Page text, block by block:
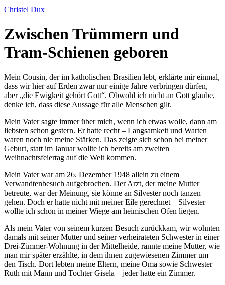
Christel Dux
Zwischen Trümmern und
Tram-Schienen geboren
Mein Cousin, der im katholischen Brasilien lebt, erklärte mir einmal,
dass wir hier auf Erden zwar nur einige Jahre verbringen dürfen,
aber „die Ewigkeit gehört Gott“. Obwohl ich nicht an Gott glaube,
denke ich, dass diese Aussage für alle Menschen gilt.
Mein Vater sagte immer über mich, wenn ich etwas wolle, dann am
liebsten schon gestern. Er hatte recht – Langsamkeit und Warten
waren noch nie meine Stärken. Das zeigte sich schon bei meiner
Geburt, statt im Januar wollte ich bereits am zweiten
Weihnachtsfeiertag auf die Welt kommen.
Mein Vater war am 26. Dezember 1948 allein zu einem
Verwandtenbesuch aufgebrochen. Der Arzt, der meine Mutter
betreute, war der Meinung, sie könne an Silvester noch tanzen
gehen. Doch er hatte nicht mit meiner Eile gerechnet – Silvester
wollte ich schon in meiner Wiege am heimischen Ofen liegen.
Als mein Vater von seinem kurzen Besuch zurückkam, wir wohnten
damals mit seiner Mutter und seiner verheirateten Schwester in einer
Drei-Zimmer-Wohnung in der Mittelheide, rannte meine Mutter, wie
man mir später erzählte, in dem ihnen zugewiesenen Zimmer um
den Tisch. Dort lebten meine Eltern, meine Oma sowie Schwester
Ruth mit Mann und Tochter Gisela – jeder hatte ein Zimmer.